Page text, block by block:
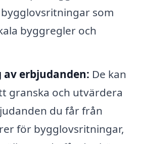
som
byggregler och
av erbjudanden: De kan
granska och utvärdera
du får från
för bygglovsritningar,